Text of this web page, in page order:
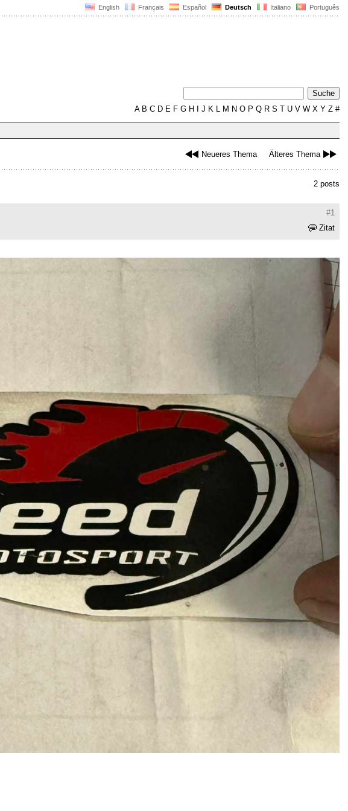
English Français Español Deutsch Italiano Português
AB C D E F G H J K L M N O P Q R S T U V W X Y Z #
Neueres Thema Älteres Thema
2 posts
#1
Zitat